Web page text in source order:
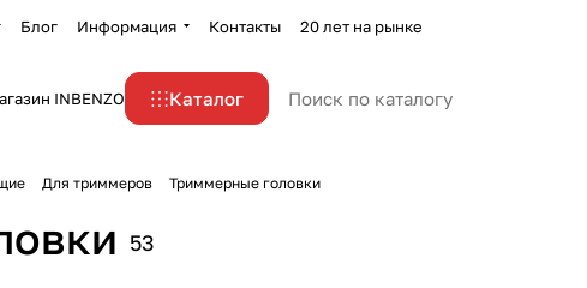
Блог Информация Контакты 20 лет на рынке
INBENZO Каталог
Для триммеров Триммерные головки
53